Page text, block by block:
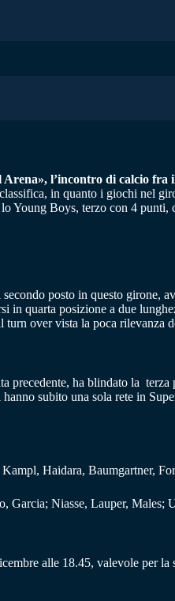
l’incontro di calcio
in quanto i giochi nel
Young Boys, terzo con 4
posto in questo
in quarta posizione a due
over vista la poca rilevanza
precedente, ha blindato la
subito una sola rete in
Haidara, Baumgartner,
Garcia; Niasse, Lauper, Males;
alle 18.45, valevole per